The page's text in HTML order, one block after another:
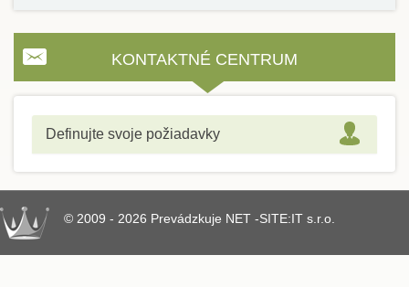
KONTAKTNÉ CENTRUM
Definujte svoje požiadavky
© 2009 - 2026 Prevádzkuje NET -SITE:IT s.r.o.